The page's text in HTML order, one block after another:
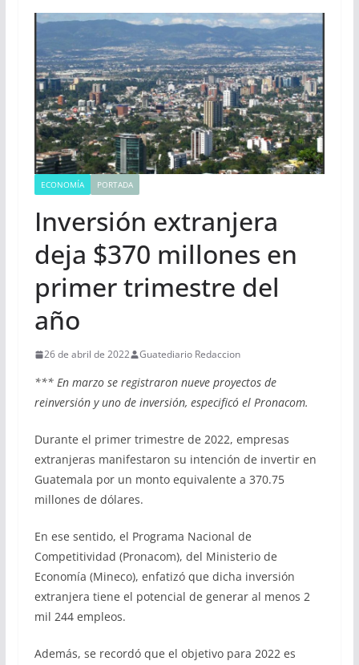
ECONOMÍA PORTADA
Inversión extranjera
deja $370 millones en
primer trimestre del
año
26 de abril de 2022 Guatediario Redaccion
*** En marzo se registraron nueve proyectos de
reinversión y uno de inversión, especificó el Pronacom.
Durante el primer trimestre de 2022, empresas
extranjeras manifestaron su intención de invertir en
Guatemala por un monto equivalente a 370.75
millones de dólares.
En ese sentido, el Programa Nacional de
Competitividad (Pronacom), del Ministerio de
Economía (Mineco), enfatizó que dicha inversión
extranjera tiene el potencial de generar al menos 2
mil 244 empleos.
Además, se recordó que el objetivo para 2022 es